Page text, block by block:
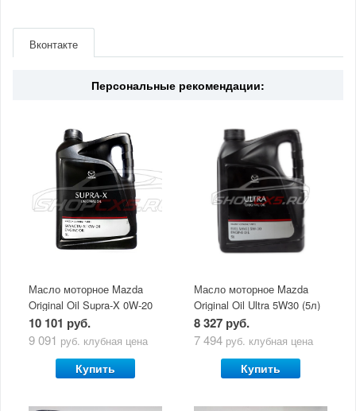
Материал Полиуретан
Россия
Вконтакте
Персональные рекомендации:
Масло моторное Mazda
Original Oil Supra-X 0W-20
(5 л)
10 101 руб.
9 091 руб. клубная цена
Купить
Масло моторное Mazda
Original Oil Ultra 5W30 (5л)
8 327 руб.
7 494 руб. клубная цена
Купить